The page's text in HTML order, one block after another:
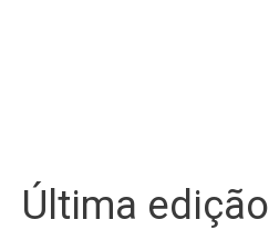
Última edição